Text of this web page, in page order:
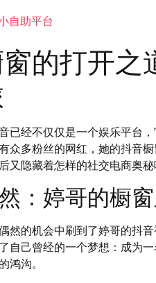
自助平台
的打开之
已经不仅仅是一个娱乐平台
众多粉丝的网红，她的抖音
又隐藏着怎样的社交电商奥秘
：婷哥的橱
然的机会中刷到了婷哥的抖
自己曾经的一个梦想：成为
鸿沟。